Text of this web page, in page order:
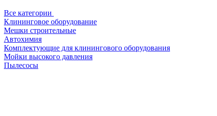
Все категории
Клининговое оборудование
Мешки строительные
Автохимия
Комплектующие для клинингового оборудования
Мойки высокого давления
Пылесосы